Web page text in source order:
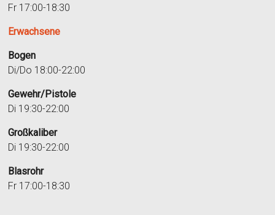
Fr 17:00-18:30
Erwachsene
Bogen
Di/Do 18:00-22:00
Gewehr/Pistole
Di 19:30-22:00
Großkaliber
Di 19:30-22:00
Blasrohr
Fr 17:00-18:30